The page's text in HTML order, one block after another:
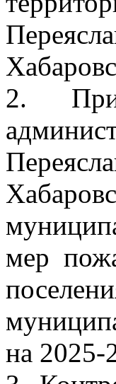
2.
мер
на 2025-